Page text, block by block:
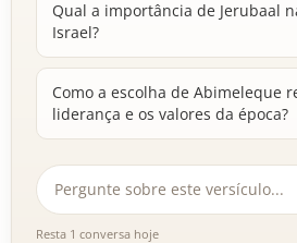
Qual a importância de Jerubaal
Israel?
Como a escolha de Abimeleque
liderança e os valores da época?
Resta 1 conversa hoje